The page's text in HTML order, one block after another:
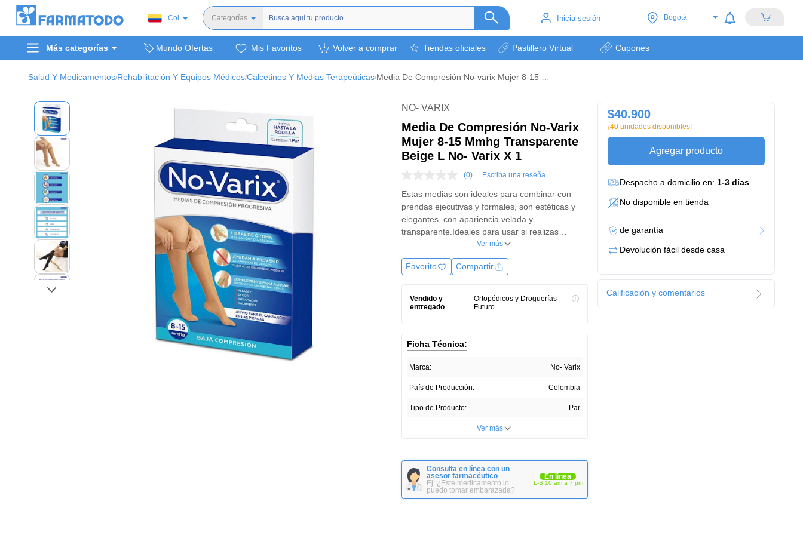
Col
Categorías
Dermocosmética
Cuidado personal
Alimentos y bebidas
Hogar, mascotas y otros.
Bienestar y nutrición deportiva
Inicia sesión Bogotá
Más categorías Mundo Ofertas Mis Favoritos Volver a comprar Tiendas oficiales Pastillero Virtual Cupones
Salud Y Medicamentos/Rehabilitación Y Equipos Médicos/Calcetines Y Medias Terapeúticas/
NO- VARIX
Media De Compresión No-Varix
Mujer 8-15 Mmhg Transparente
Beige L No- Varix X 1
puntuación
Enlace
en
la
misma
página.
(0) Escriba una reseña
Estas medias son ideales para combinar con
prendas ejecutivas y formales, son estéticas y
elegantes, con apariencia velada y
transparente.Ideales para usar si realizas
labores donde permaneces mucho t
Ver más
Favorito Compartir
Vendido y
entregado
Ortopédicos y Droguerías
Futuro
Ficha Técnica:
Marca: No- Varix
País de Producción: Colombia
Tipo de Producto: Par
Unidades por paquete:Ver más
Consulta en línea con un
asesor farmacéutico
Ej: ¿Este medicamento lo
puedo tomar embarazada?
En línea
L-S 10 am a 7 pm
$40.900
¡40 unidades disponibles!
Agregar producto
Despacho a domicilio en: 1-3 días
No disponible en tienda
de garantía
Devolución fácil desde casa
Calificación y comentarios